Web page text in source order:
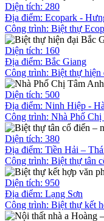
Diện tích: 280
Địa điểm: Ecopark -
Công trình: Biệt thự
Diện tích: 160
Địa điểm: Bắc Giang
Công trình: Biệt thự hiện
Diện tích: 500
Địa điểm: Ninh Hiệp -
Công trình: Nhà Phố
Diện tích: 380
Địa điểm: Tiền Hải –
Công trình: Biệt thự tân
Diện tích: 950
Địa điểm: Lạng Sơn
Công trình: Biệt thự kết